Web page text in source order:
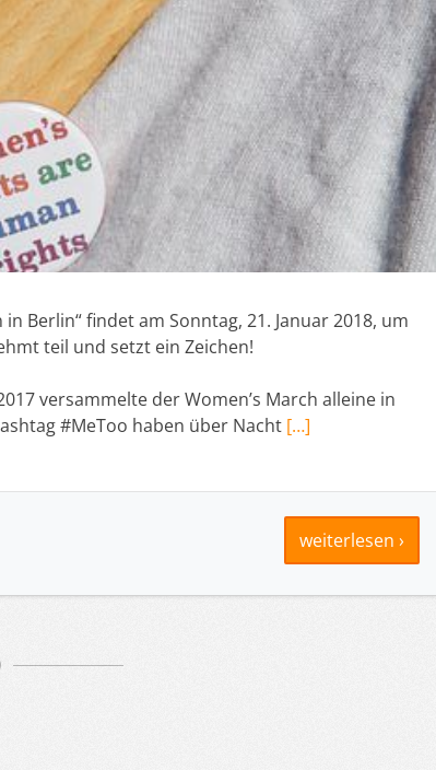
Berlin“ findet am Sonntag, 21. Januar 2018, um
teil und setzt ein Zeichen!
versammelte der Women’s March alleine in
#MeToo haben über Nacht […]
weiterlesen ›